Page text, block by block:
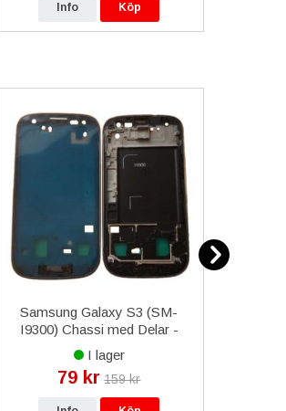
Info Köp
Samsung Galaxy S3 (SM-
I9300) Chassi med Delar -
Bärnstensbrun
I lager
79 kr 159 kr